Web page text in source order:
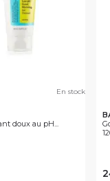
En stock
doux au pH...